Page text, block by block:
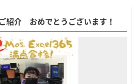
紹介 おめでとうございます！